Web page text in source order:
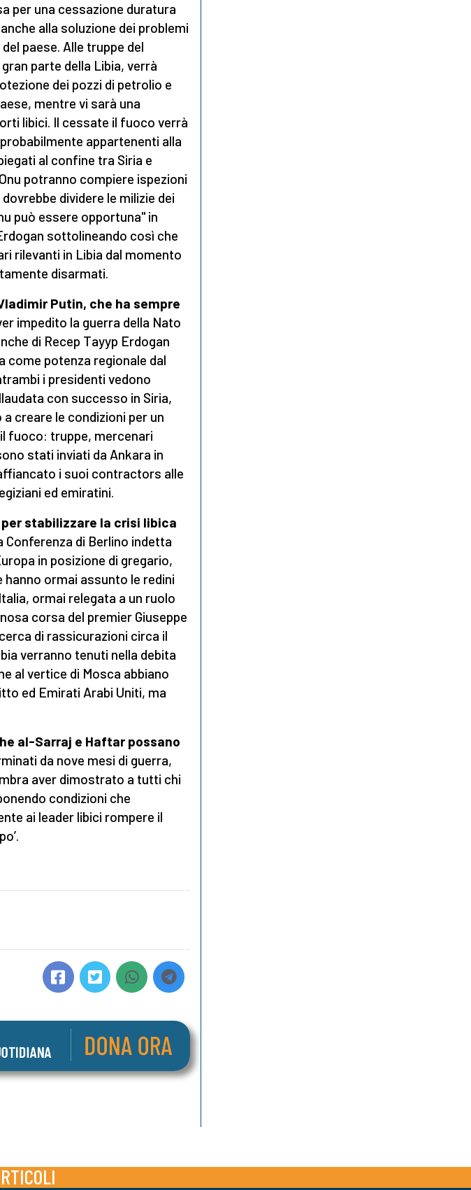
per una cessazione duratura
alla soluzione dei problemi
paese. Alle truppe del
parte della Libia, verrà
dei pozzi di petrolio e
mentre vi sarà una
libici. Il cessate il fuoco verrà
appartenenti alla
al confine tra Siria e
potranno compiere ispezioni
dividere le milizie dei
può essere opportuna" in
sottolineando così che
rilevanti in Libia dal momento
disarmati.
Putin, che ha sempre
impedito la guerra della Nato
di Recep Tayyp Erdogan
come potenza regionale dal
i presidenti vedono
con successo in Siria,
creare le condizioni per un
fuoco: truppe, mercenari
stati inviati da Ankara in
i suoi contractors alle
ed emiratini.
stabilizzare la crisi libica
Conferenza di Berlino indetta
in posizione di gregario,
hanno ormai assunto le redini
ormai relegata a un ruolo
corsa del premier Giuseppe
di rassicurazioni circa il
verranno tenuti nella debita
al vertice di Mosca abbiano
ed Emirati Arabi Uniti, ma
al-Sarraj e Haftar possano
da nove mesi di guerra,
aver dimostrato a tutti chi
condizioni che
ai leader libici rompere il